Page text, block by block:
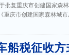
批复重庆市创建国家森
重庆市创建国家森林城
船税征收